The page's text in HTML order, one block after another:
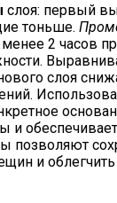
слоя: первый
тоньше.
2 часов
слоя
и
позволяют
и